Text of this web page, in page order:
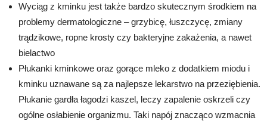
Wyciąg z kminku jest także bardzo skutecznym środkiem na
problemy dermatologiczne – grzybicę, łuszczycę, zmiany
trądzikowe, ropne krosty czy bakteryjne zakażenia, a nawet
bielactwo
Płukanki kminkowe oraz gorące mleko z dodatkiem miodu i
kminku uznawane są za najlepsze lekarstwo na przeziębienia.
Płukanie gardła łagodzi kaszel, leczy zapalenie oskrzeli czy
ogólne osłabienie organizmu. Taki napój znacząco wzmacnia